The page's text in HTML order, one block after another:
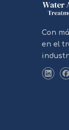
Con
en el